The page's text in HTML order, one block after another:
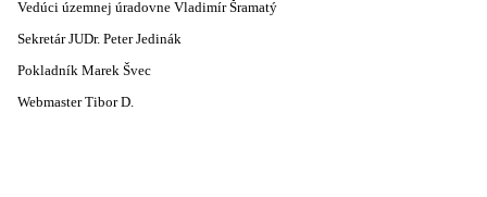
Vedúci územnej úradovne Vladimír Šramatý
Sekretár JUDr. Peter Jedinák
Pokladník Marek Švec
Webmaster Tibor D.